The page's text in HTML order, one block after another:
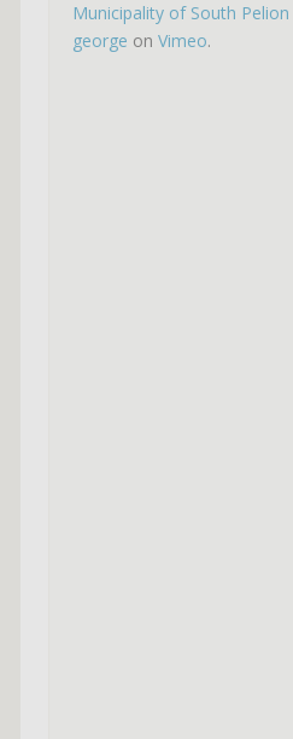
Municipality of South Pelion
george on Vimeo.